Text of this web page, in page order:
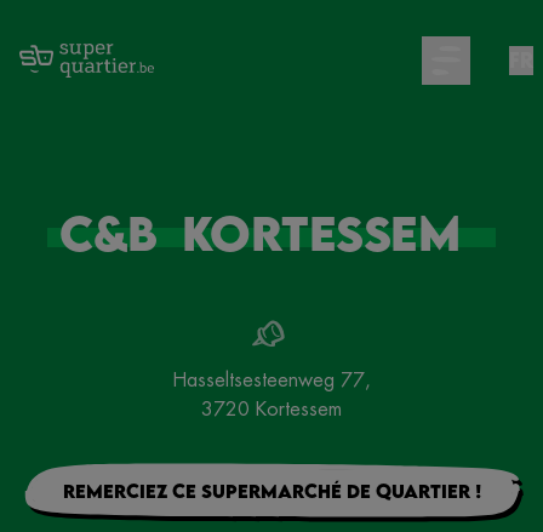
Open main
C&B Kortessem
Hasseltsesteenweg 77,
3720 Kortessem
Remerciez ce supermarché de quartier !